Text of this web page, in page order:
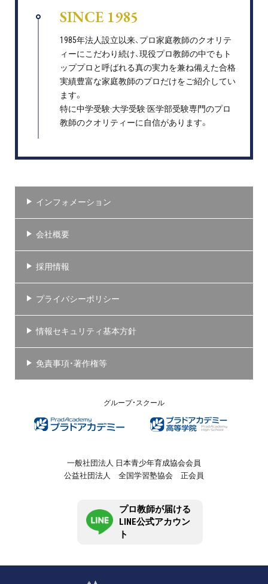
SINCE 1985
1985年法人設立以来、プロ家庭教師のクオリテ
ィーにこだわり続け、現役プロ教師の中でもト
ッププロと呼ばれる真の実力を兼ね備えた合格
実績豊富な家庭教師のプロだけをご紹介してい
ます。
特に中学受験·大学受験·医学部受験専門のプロ
教師のクオリティーに自信があります。
インフォメーション
会社概要
採用情報
プライバシーポリシー
情報セキュリティ基本方針
免責事項・著作権等
グループ・スクール
一般社団法人 日本青少年育成協会会員
公益社団法人 全国学習塾協会 正会員
プロ教師が届ける
LINE公式アカウン
ト